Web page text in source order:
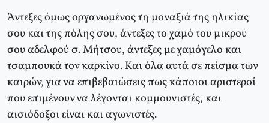
Άντεξες όμως οργανωμένος τη μοναξιά της ηλικίας
σου και της πόλης σου, άντεξες το χαμό του μικρού
σου αδελφού σ. Mήτσου, άντεξες με χαμόγελο και
τσαμπουκά τον καρκίνο. Kαι όλα αυτά σε πείσμα των
καιρών, για να επιβεβαιώσεις πως κάποιοι αριστεροί
που επιμένουν να λέγονται κομμουνιστές, και
αισιόδοξοι είναι και αγωνιστές.